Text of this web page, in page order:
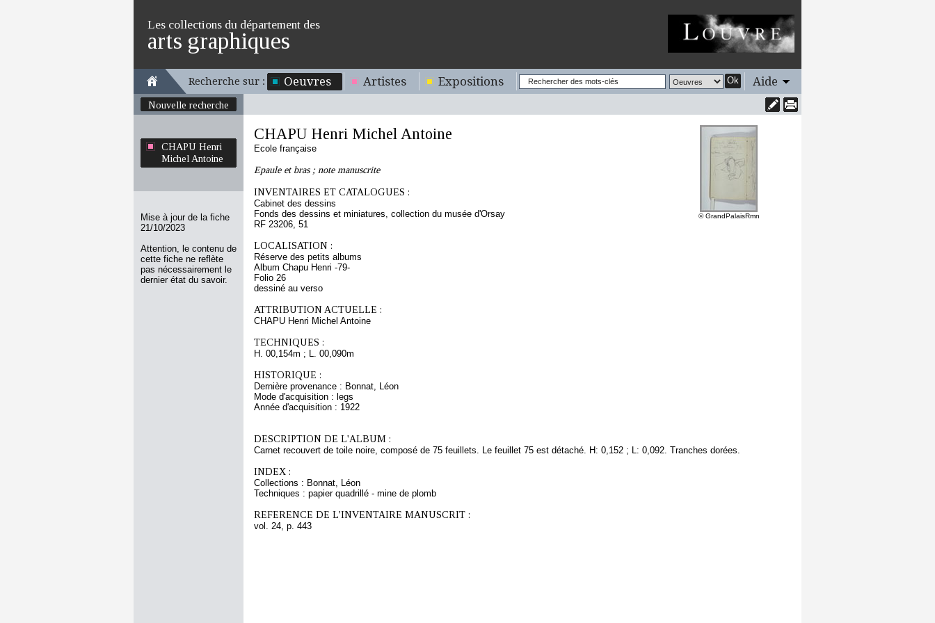
Les collections du département des
arts graphiques
Recherche sur : Oeuvres Artistes Expositions Ok Aide
Nouvelle recherche
CHAPU Henri
Michel Antoine
Mise à jour de la fiche
21/10/2023
Attention, le contenu de
cette fiche ne reflète
pas nécessairement le
dernier état du savoir.
© GrandPalaisRmn
CHAPU Henri Michel Antoine
Ecole française
Epaule et bras ; note manuscrite
INVENTAIRES ET CATALOGUES :
Cabinet des dessins
Fonds des dessins et miniatures, collection du musée d'Orsay
RF 23206, 51
LOCALISATION :
Réserve des petits albums
Album Chapu Henri -79-
Folio 26
dessiné au verso
ATTRIBUTION ACTUELLE :
CHAPU Henri Michel Antoine
TECHNIQUES :
H. 00,154m ; L. 00,090m
HISTORIQUE :
Dernière provenance : Bonnat, Léon
Mode d'acquisition : legs
Année d'acquisition : 1922
DESCRIPTION DE L'ALBUM :
Carnet recouvert de toile noire, composé de 75 feuillets. Le feuillet 75 est détaché. H: 0,152 ; L: 0,092. Tranches dorées.
INDEX :
Collections : Bonnat, Léon
Techniques : papier quadrillé - mine de plomb
REFERENCE DE L'INVENTAIRE MANUSCRIT :
vol. 24, p. 443